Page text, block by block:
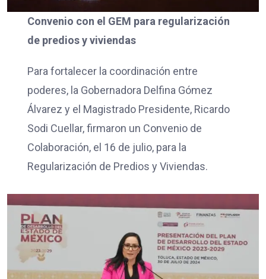
Convenio con el GEM para regularización
de predios y viviendas
Para fortalecer la coordinación entre
poderes, la Gobernadora Delfina Gómez
Álvarez y el Magistrado Presidente, Ricardo
Sodi Cuellar, firmaron un Convenio de
Colaboración, el 16 de julio, para la
Regularización de Predios y Viviendas.